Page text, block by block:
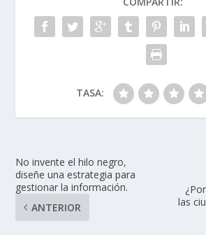
TASA:
No invente el hilo negro,
diseñe una estrategia para
gestionar la información.
ANTERIOR
las